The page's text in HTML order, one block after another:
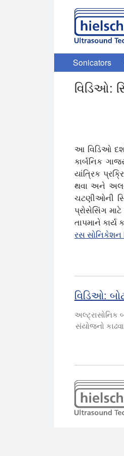
Sonicators
વિડિઓ:
આ વિડિઓ
કાર્બનિક
યાંત્રિક
થવા અને અલગ
ચટણીઓની
પ્રોસેસિંગ
તાપમાને કાર્ય
રસ સોનિકેશન
વિડિઓ:
અલ્ટ્રાસોનિક
સંયોજનો